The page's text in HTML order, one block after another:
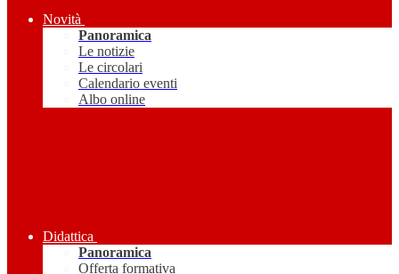
Novità
Panoramica
Le notizie
Le circolari
Calendario eventi
Albo online
Didattica
Panoramica
Offerta formativa